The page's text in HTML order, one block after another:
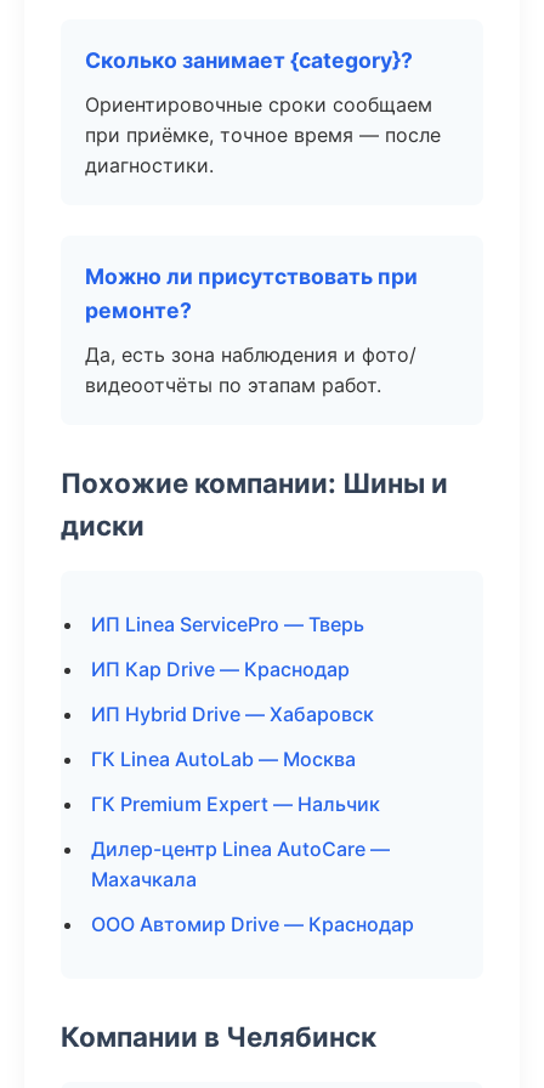
Сколько занимает {category}?
Ориентировочные сроки сообщаем
при приёмке, точное время — после
диагностики.
Можно ли присутствовать при
ремонте?
Да, есть зона наблюдения и фото/
видеоотчёты по этапам работ.
Похожие компании: Шины и
диски
ИП Linea ServicePro — Тверь
ИП Кар Drive — Краснодар
ИП Hybrid Drive — Хабаровск
ГК Linea AutoLab — Москва
ГК Premium Expert — Нальчик
Дилер-центр Linea AutoCare —
Махачкала
ООО Автомир Drive — Краснодар
Компании в Челябинск